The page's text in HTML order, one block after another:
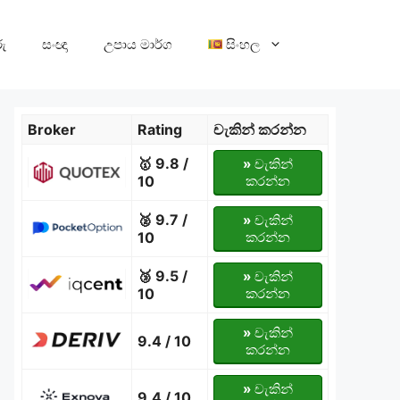
සංඥා උපාය මාර්ග සිංහල
Broker Rating
චැකින් කරන්න
🥇 9.8 /
10
»චැකින්
කරන්න
🥈 9.7 /
10
»චැකින්
කරන්න
🥉 9.5 /
10
»චැකින්
කරන්න
9.4 / 10 »චැකින්
කරන්න
»චැකින්